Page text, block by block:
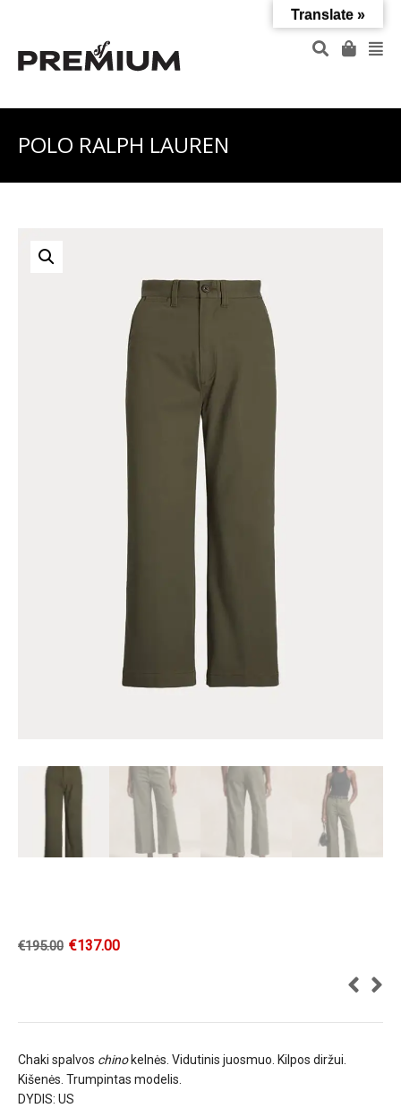
POLO RALPH LAUREN
€195.00 €137.00
Chaki spalvos chinokelnės. Vidutinis juosmuo. Kilpos diržui.
Kišenės. Trumpintas modelis.
DYDIS: US
Translate »